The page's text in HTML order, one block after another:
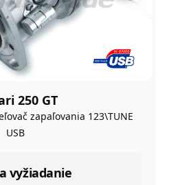
250 GT
zapaľovania 123\TUNE
USB
vyžiadanie